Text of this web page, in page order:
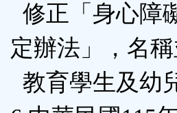
修正「身心障
定辦法」，名
教育學生及幼